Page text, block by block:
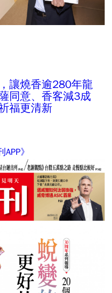
讓燒香逾280年龍
同意、香客減3成
福更清新
APP》